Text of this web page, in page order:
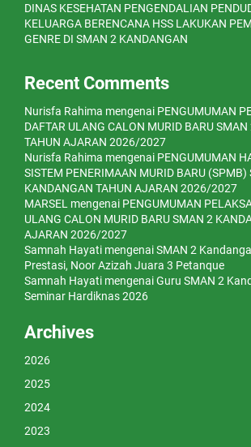
DINAS KESEHATAN PENGENDALIAN
KELUARGA BERENCANA HSS LAKUKAN
GENRE DI SMAN 2 KANDANGAN
Recent Comments
Nurisfa Rahima mengenai PENGUMUMAN
DAFTAR ULANG CALON MURID BARU
TAHUN AJARAN 2026/2027
Nurisfa Rahima mengenai PENGUMUMAN
SISTEM PENERIMAAN MURID BARU (SPMB)
KANDANGAN TAHUN AJARAN 2026/2027
MARSEL mengenai PENGUMUMAN
ULANG CALON MURID BARU SMAN 2
AJARAN 2026/2027
Samnah Hayati mengenaiSMAN 2
Prestasi, Noor Azizah Juara 3 Petanque
Samnah Hayati mengenaiGuru SMAN 2
Seminar Hardiknas 2026
Archives
2026
2025
2024
2023